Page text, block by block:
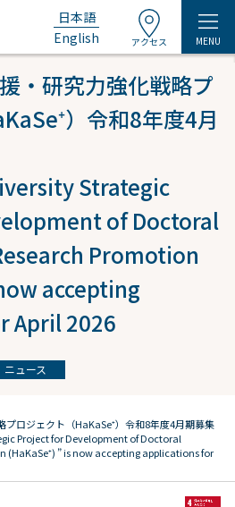
日本語
English
アクセス MENU
・研究力強化戦略プ
）令和8年度4月
Strategic
of Doctoral
Promotion
accepting
April 2026
ニュース
ロジェクト（HaKaSe⁺）令和8年度4月期募集
Project for Development of Doctoral
(HaKaSe⁺) ” is now accepting applications for